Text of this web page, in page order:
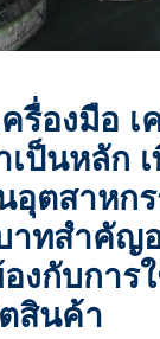
รื่องมือ เ
ป็นหลัก
อุตสาหก
ทสำคัญ
งกับการ
สินค้า